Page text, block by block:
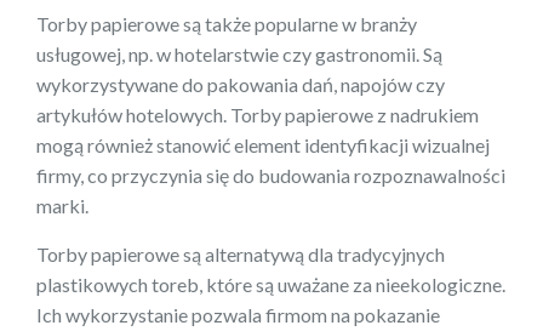
Torby papierowe są także popularne w branży
usługowej, np. w hotelarstwie czy gastronomii. Są
wykorzystywane do pakowania dań, napojów czy
artykułów hotelowych. Torby papierowe z nadrukiem
mogą również stanowić element identyfikacji wizualnej
firmy, co przyczynia się do budowania rozpoznawalności
marki.
Torby papierowe są alternatywą dla tradycyjnych
plastikowych toreb, które są uważane za nieekologiczne.
Ich wykorzystanie pozwala firmom na pokazanie